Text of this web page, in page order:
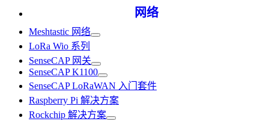
网络
Meshtastic 网络
LoRa Wio 系列
SenseCAP 网关
SenseCAP K1100
SenseCAP LoRaWAN 入门套件
Raspberry Pi 解决方案
Rockchip 解决方案